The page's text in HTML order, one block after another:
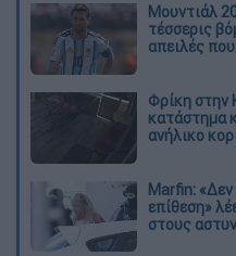
Μουντιάλ
τέσσερις
απειλές
Φρίκη στην
κατάστημα
ανήλικο
Marfin: «Δεν
επίθεση»
στους